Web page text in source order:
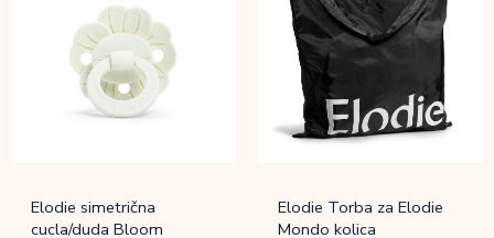
Elodie simetrična
cucla/duda Bloom
Elodie Torba za Elodie
Mondo kolica